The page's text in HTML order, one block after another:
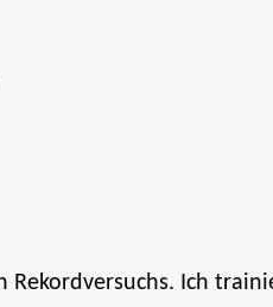
Rekordversuchs. Ich